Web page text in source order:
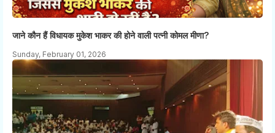
जाने कौन हैं विधायक मुकेश भाकर की होने वाली पत्नी कोमल मीणा?
Sunday, February 01, 2026